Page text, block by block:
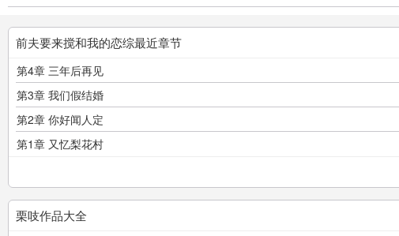
前夫要来搅和我的恋综最近章节
第4章 三年后再见
第3章 我们假结婚
第2章 你好闻人定
第1章 又忆梨花村
栗吱作品大全